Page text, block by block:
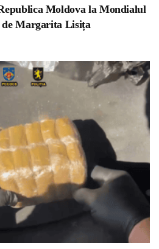
Moldova la Mondialul
de Margarita Lisița